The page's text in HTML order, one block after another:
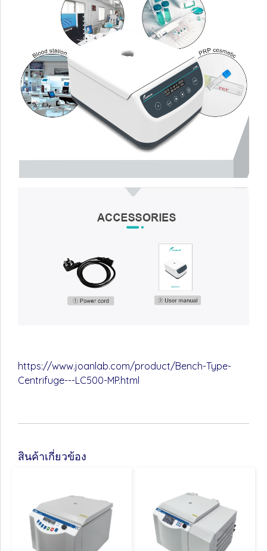
https://www.joanlab.com/product/Bench-Type-
Centrifuge---LC500-MP.html
สินค้าเกี่ยวข้อง